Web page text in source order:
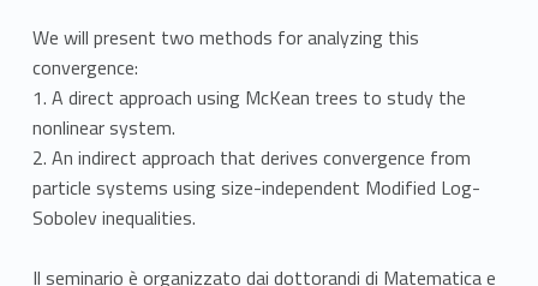
We will present two methods for analyzing this
convergence:
1. A direct approach using McKean trees to study the
nonlinear system.
2. An indirect approach that derives convergence from
particle systems using size-independent Modified Log-
Sobolev inequalities.
Il seminario è organizzato dai dottorandi di Matematica e